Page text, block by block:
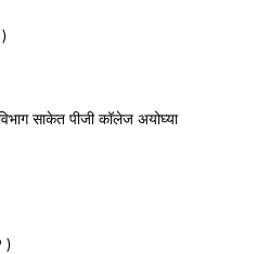
साकेत पीजी कॉलेज अयोघ्या
)